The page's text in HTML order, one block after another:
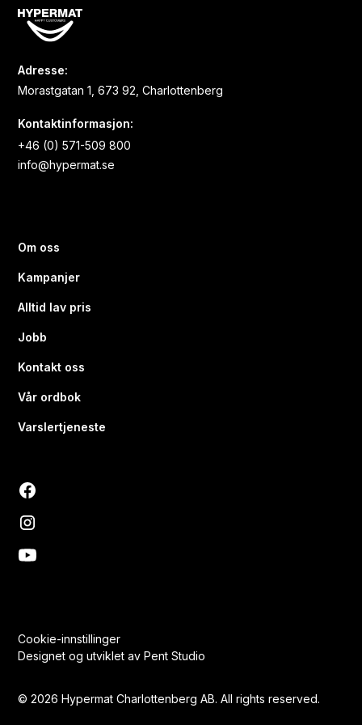
Adresse:
Morastgatan 1, 673 92, Charlottenberg
Kontaktinformasjon:
+46 (0) 571-509 800
info@hypermat.se
Om oss
Kampanjer
Alltid lav pris
Jobb
Kontakt oss
Vår ordbok
Varslertjeneste
©2026 Hypermat Charlottenberg AB. All rights reserved.
Cookie-innstillinger
Designet og utviklet av Pent Studio